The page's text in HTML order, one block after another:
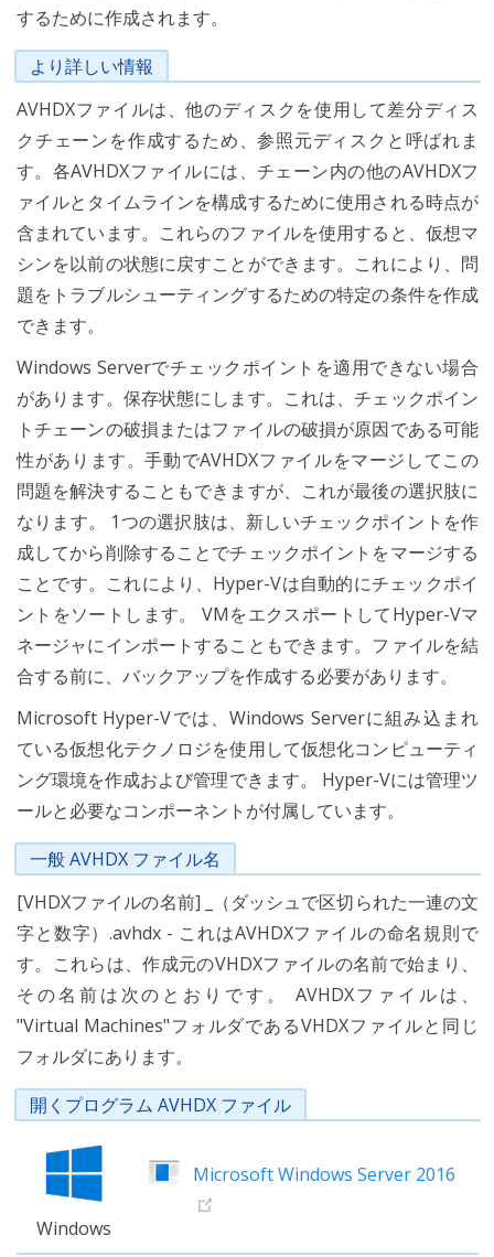
するために作成されます。
より詳しい情報
AVHDXファイルは、他のディスクを使用して差分ディス
クチェーンを作成するため、参照元ディスクと呼ばれま
す。各AVHDXファイルには、チェーン内の他のAVHDXフ
ァイルとタイムラインを構成するために使用される時点が
含まれています。これらのファイルを使用すると、仮想マ
シンを以前の状態に戻すことができます。これにより、問
題をトラブルシューティングするための特定の条件を作成
できます。
Windows Serverでチェックポイントを適用できない場合
があります。保存状態にします。これは、チェックポイン
トチェーンの破損またはファイルの破損が原因である可能
性があります。手動でAVHDXファイルをマージしてこの
問題を解決することもできますが、これが最後の選択肢に
なります。 1つの選択肢は、新しいチェックポイントを作
成してから削除することでチェックポイントをマージする
ことです。これにより、Hyper-Vは自動的にチェックポイ
ントをソートします。 VMをエクスポートしてHyper-Vマ
ネージャにインポートすることもできます。ファイルを結
合する前に、バックアップを作成する必要があります。
Microsoft Hyper-Vでは、Windows Serverに組み込まれ
ている仮想化テクノロジを使用して仮想化コンピューティ
ング環境を作成および管理できます。 Hyper-Vには管理ツ
ールと必要なコンポーネントが付属しています。
一般 AVHDX ファイル名
[VHDXファイルの名前] _（ダッシュで区切られた一連の文
字と数字）.avhdx - これはAVHDXファイルの命名規則で
す。これらは、作成元のVHDXファイルの名前で始まり、
その名前は次のとおりです。 AVHDXファイルは、
"Virtual Machines"フォルダであるVHDXファイルと同じ
フォルダにあります。
開くプログラム AVHDX ファイル
Windows
Microsoft Windows Server 2016